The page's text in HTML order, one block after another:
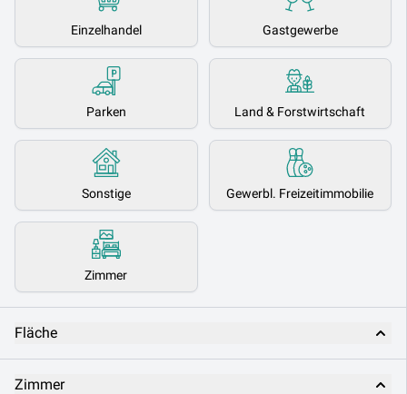
Einzelhandel Gastgewerbe
Parken Land & Forstwirtschaft
Sonstige Gewerbl. Freizeitimmobilie
Zimmer
Fläche
Zimmer